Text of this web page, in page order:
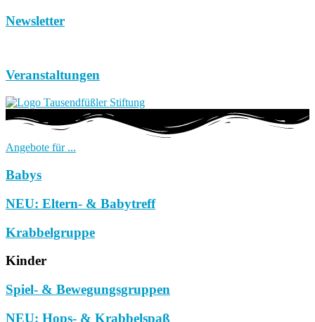
Newsletter
Veranstaltungen
Angebote für ...
Babys
NEU: Eltern- & Babytreff
Krabbelgruppe
Kinder
Spiel- & Bewegungsgruppen
NEU: Hops- & Krabbelspaß